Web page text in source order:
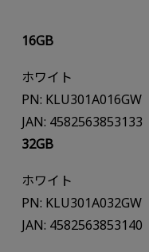
16GB
ホワイト
PN: KLU301A016GW
JAN: 4582563853133
32GB
ホワイト
PN: KLU301A032GW
JAN: 4582563853140